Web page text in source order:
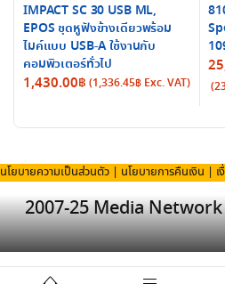
IMPACT SC 30 USB ML,
EPOS ชุดหูฟังข้างเดียวพร้อม
ไมค์แบบ USB-A ใช้งานกับ
คอมพิวเตอร์ทั่วไป
1,430.00฿ (1,336.45฿ Exc. VAT) (
นโยบายความเป็นส่วนตัว | นโยบายการคืนเงิน |
2007-25 Media